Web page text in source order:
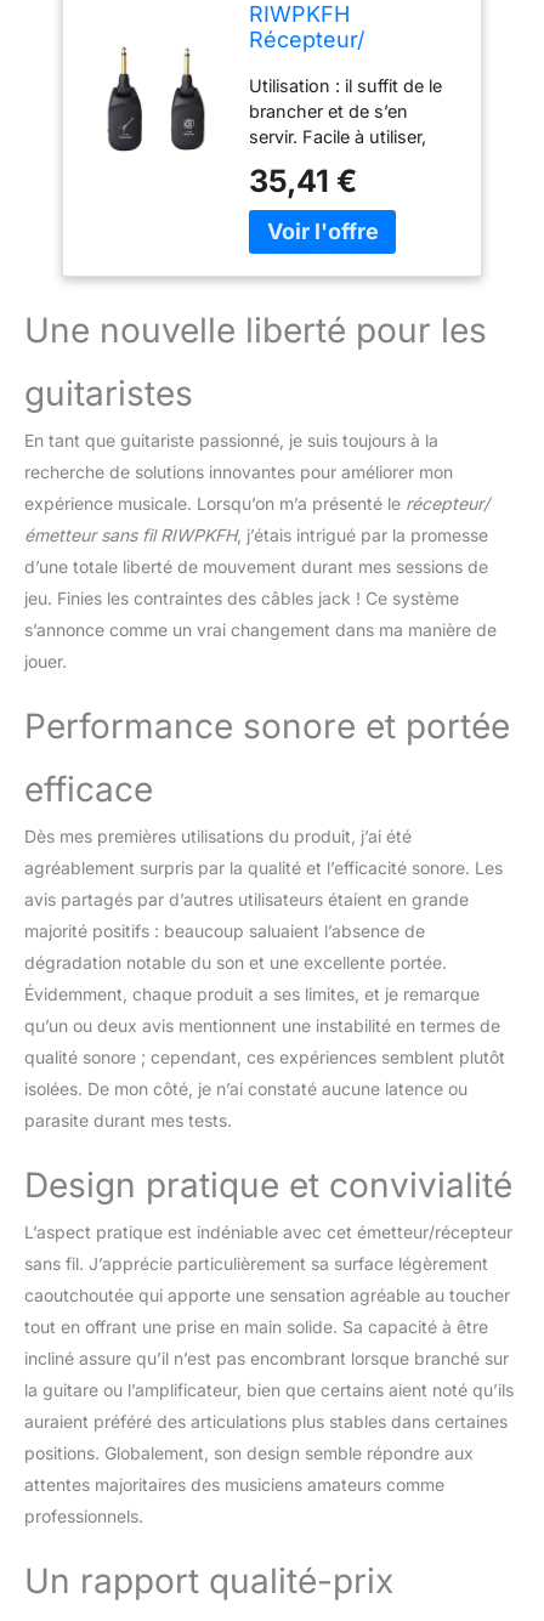
RIWPKFH
Récepteur/
pour guitare
électrique,
rechargeable
Utilisation : il suffit de le
brancher et de s’en
servir. Facile à utiliser,
transporter. Temps de
fonctionnement : batterie
au lithium rechargeable
durée ; livré avec câble
USB, chargement
fonctionner
simultanément un à un.
La portée de
transmission maximale
peut atteindre 50 m. Son
: transmission sonore
UHF7 30 MHz, anti-
interface et retard ultra-
court, vous offre le
instruments électro-
acoustiques, tels que les
35,41 €
Une nouvelle liberté pour les
guitaristes
En tant que guitariste passionné, je suis toujours à la
recherche de solutions innovantes pour améliorer mon
expérience musicale. Lorsqu’on m’a présenté le récepteur/
émetteur sans fil RIWPKFH, j’étais intrigué par la promesse
d’une totale liberté de mouvement durant mes sessions de
jeu. Finies les contraintes des câbles jack ! Ce système
s’annonce comme un vrai changement dans ma manière de
jouer.
Performance sonore et portée
efficace
Dès mes premières utilisations du produit, j’ai été
agréablement surpris par la qualité et l’efficacité sonore. Les
avis partagés par d’autres utilisateurs étaient en grande
majorité positifs : beaucoup saluaient l’absence de
dégradation notable du son et une excellente portée.
Évidemment, chaque produit a ses limites, et je remarque
qu’un ou deux avis mentionnent une instabilité en termes de
qualité sonore ; cependant, ces expériences semblent plutôt
isolées. De mon côté, je n’ai constaté aucune latence ou
parasite durant mes tests.
Design pratique et convivialité
L’aspect pratique est indéniable avec cet émetteur/récepteur
sans fil. J’apprécie particulièrement sa surface légèrement
caoutchoutée qui apporte une sensation agréable au toucher
tout en offrant une prise en main solide. Sa capacité à être
incliné assure qu’il n’est pas encombrant lorsque branché sur
la guitare ou l’amplificateur, bien que certains aient noté qu’ils
auraient préféré des articulations plus stables dans certaines
positions. Globalement, son design semble répondre aux
attentes majoritaires des musiciens amateurs comme
professionnels.
Un rapport qualité-prix